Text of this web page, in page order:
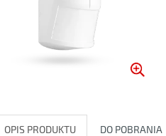
OPIS PRODUKTU DO POBRANIA